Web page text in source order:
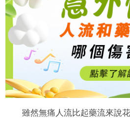
雖然無痛人流比起藥流來說